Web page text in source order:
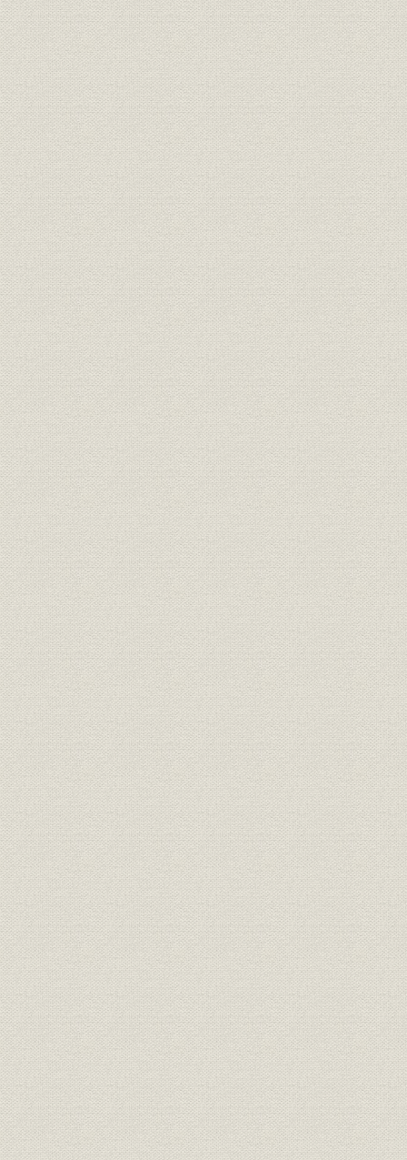
2 全ハイドラフト ノ 呉羽工場ヲ 建設
3 順調ナ 肥立チ カラ 富山紡績ノ 合併エ
2 工場ノ 建設ニ アケクレシタ 発展ノ 時期
1 業界ノ アゲ潮ニ ノッタ 発展
2 大門(紡織) 庄川(加工) 両工場ヲ 建設
3 ツズイテ 入善工場ヲ 建設
4 サラニ 別会社ノ 手デ 3工場ヲ 建設
浜名紡績ノ 設立ト 新居工場ノ 建設
大町紡績ノ 設立ト 大町工場ノ 建設
豊科紡績ノ 設立ト 豊科工場ノ 建設
5 多角経営エノ 第1歩、人絹部門ニ 進出
3 戦時ノ 国策ニ ソッタ 統合ノ 時期
1 戦争ニ オシススメラレタ 綿業統制
2 入善 大町ノ 増設ト 豊科ノ 完成
3 昭和人絹 愛知織物 大町紡績ヲ 合併
4 豊科紡績 浜名紡績 大阪織物 日本繊維工業ヲ 合併
5 サラニ 呉羽紡績共同組合ニ マデ 統合
4 大戦ニ ウチノメサレタ 受難ノ 時期
1 イヨイヨ ツヨク ナッテ キタ 戦争ノ 圧力
2 紡織 人絹 スフ ノ 設備供出ガ ツズク
3 共同織物 駅家紡績 呉羽染工 足利紡績ヲ 合併
4 外地 大陸 南方 オヨビ 軍需生産エ 進出
5 企業整備ニ ヨッテ 大建産業紡績部エ
5 戦後ノ 復興ト 再発展ノ 時期
1 終戦ノ 不安ト 混乱カラ 復興エ
2 朝鮮事変ヲ キッカケ ト シテ 再発展エ
3 タチナオリガ ハヤカッタ 大建産業紡績部
4 企業ノ 再建整備デ フタタビ 呉羽紡績エ
5 工場ノ 復興 増設 新設ガ ツズク
6 戦後ノ 多角経営ト 海外進出
呉羽化成ノ 設立ト 錦工場ノ 建設